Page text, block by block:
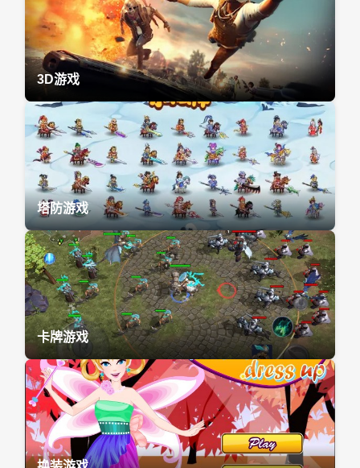
3D游戏
塔防游戏
卡牌游戏